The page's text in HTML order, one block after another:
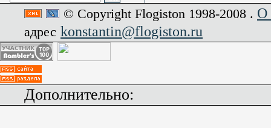
© Copyright Flogiston 1998-2008 . О
адрес konstantin@flogiston.ru
Дополнительно: